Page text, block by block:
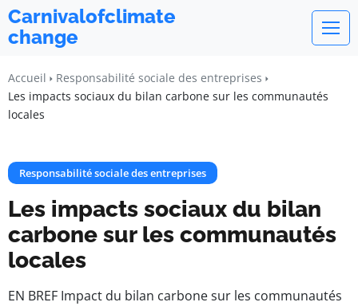
Carnivalofclimate
change
Accueil
Responsabilité sociale des entreprises
Les impacts sociaux du bilan carbone sur les communautés
locales
Responsabilité sociale des entreprises
Les impacts sociaux du bilan
carbone sur les communautés
locales
EN BREF Impact du bilan carbone sur les communautés